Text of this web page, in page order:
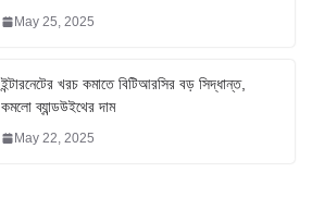
May 25, 2025
ইন্টারনেটের খরচ কমাতে বিটিআরসির বড় সিদ্ধান্ত,
কমলো ব্যান্ডউইথের দাম
May 22, 2025